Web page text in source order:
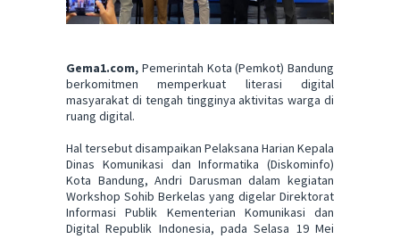
Gema1.com, Pemerintah Kota (Pemkot) Bandung
berkomitmen memperkuat literasi digital
masyarakat di tengah tingginya aktivitas warga di
ruang digital.
Hal tersebut disampaikan Pelaksana Harian Kepala
Dinas Komunikasi dan Informatika (Diskominfo)
Kota Bandung, Andri Darusman dalam kegiatan
Workshop Sohib Berkelas yang digelar Direktorat
Informasi Publik Kementerian Komunikasi dan
Digital Republik Indonesia, pada Selasa 19 Mei